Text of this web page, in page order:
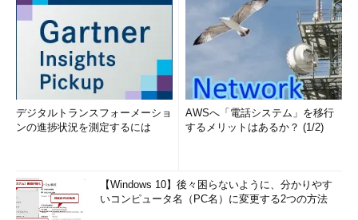
［非表示の
thumbs.db
ファイルで
縮小表示の
を無効にす
る］
共有フォルダ（ネットワーク・フォルダ）でThumbs.dbファイ
ルの使用（作成／読み書き）を抑制する。Windows Vista SP1／
Windows Server 2008 SP1以降でのみ利用可能
オフにす
る］
容を1に設定する
デジタルトランスフォーメーショ
ンの進捗状況を測定するには
AWSへ「電話システム」を移行
するメリットはあるか？ (1/2)
【Windows 10】後々困らないように、分かりやす
いコンピュータ名（PC名）に変更する2つの方法